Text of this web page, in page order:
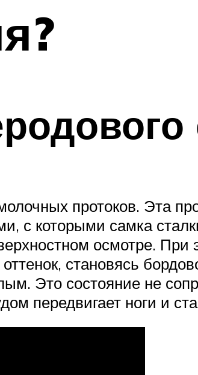
протоков. Эта
с которыми самка
осмотре.
становясь
Это состояние не
передвигает ноги и